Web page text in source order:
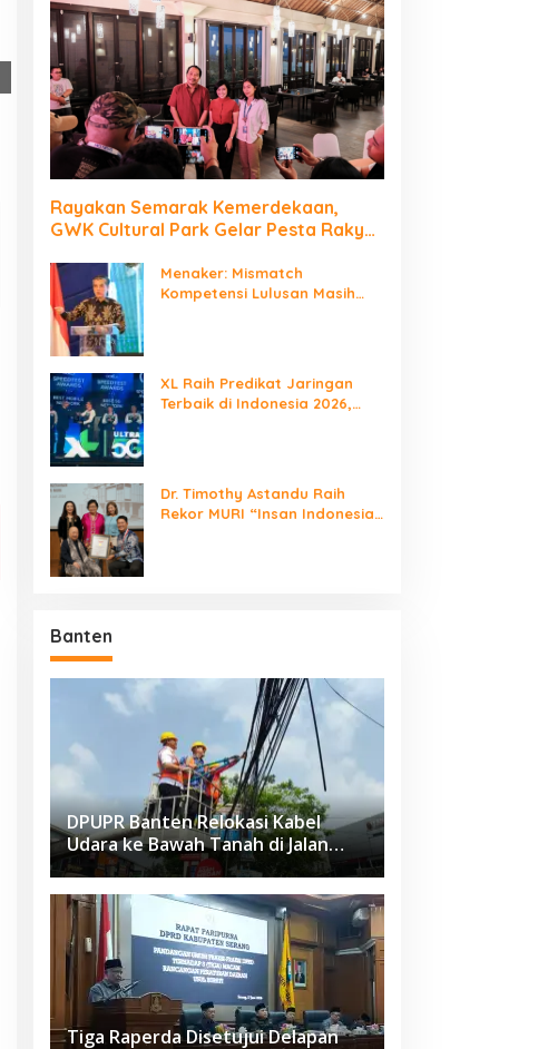
Rayakan Semarak Kemerdekaan,
GWK Cultural Park Gelar Pesta Rakyat
Menaker: Mismatch
Kompetensi Lulusan Masih
XL Raih Predikat Jaringan
Terbaik di Indonesia 2026,
Dr. Timothy Astandu Raih
Rekor MURI “Insan Indonesia
Banten
DPUPR Banten Relokasi Kabel
Udara ke Bawah Tanah di Jalan
Raden Fatah Ciledug
Tiga Raperda Disetujui Delapan